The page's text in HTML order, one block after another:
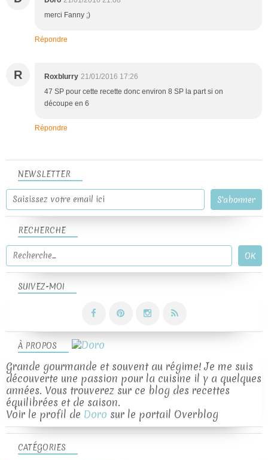
merci Fanny ;)
Répondre
R Roxblurry 21/01/2016 17:26
47 SP pour cette recette donc environ 8 SP la part si on
découpe en 6
Répondre
NEWSLETTER
SUIVEZ-MOI
RECHERCHE
À PROPOS
Grande gourmande et souvent au régime! Je me suis
découverte une passion pour la cuisine il y a quelques
années. Vous trouverez sur ce blog des recettes
équilibrées et de saison.
Voir le profil de Doro sur le portail Overblog
CATÉGORIES